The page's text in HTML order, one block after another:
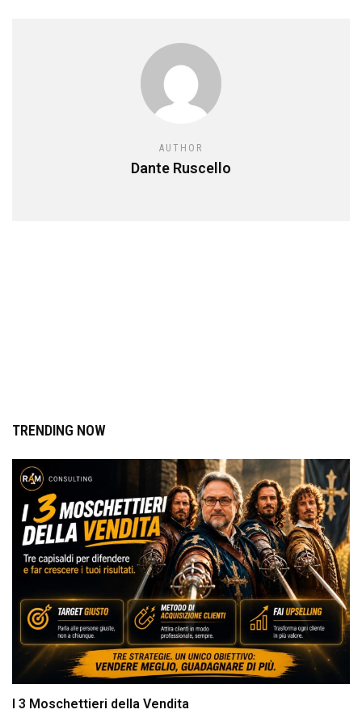
AUTHOR
Dante Ruscello
TRENDING NOW
I 3 Moschettieri della Vendita